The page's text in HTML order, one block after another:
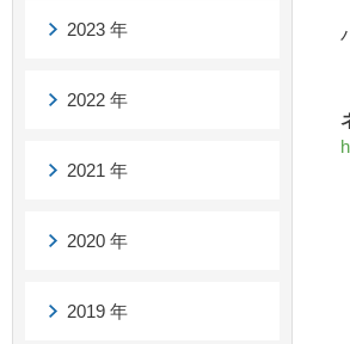
2023 年
2022 年
2021 年
2020 年
2019 年